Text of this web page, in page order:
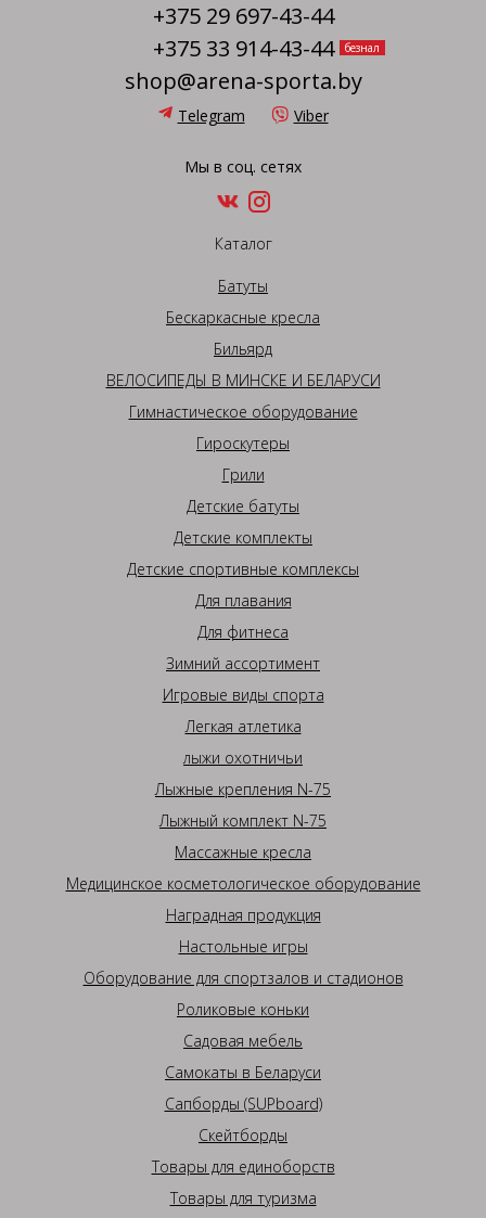
+375 29 697-43-44
+375 33 914-43-44
безнал
shop@arena-sporta.by
Telegram Viber
Мы в соц. сетях
Каталог
Батуты
Бескаркасные кресла
Бильярд
ВЕЛОСИПЕДЫ В МИНСКЕ И БЕЛАРУСИ
Гимнастическое оборудование
Гироскутеры
Грили
Детские батуты
Детские комплекты
Детские спортивные комплексы
Для плавания
Для фитнеса
Зимний ассортимент
Игровые виды спорта
Легкая атлетика
лыжи охотничьи
Лыжные крепления N-75
Лыжный комплект N-75
Массажные кресла
Медицинское косметологическое оборудование
Наградная продукция
Настольные игры
Оборудование для спортзалов и стадионов
Роликовые коньки
Садовая мебель
Самокаты в Беларуси
Сапборды (SUPboard)
Скейтборды
Товары для единоборств
Товары для туризма